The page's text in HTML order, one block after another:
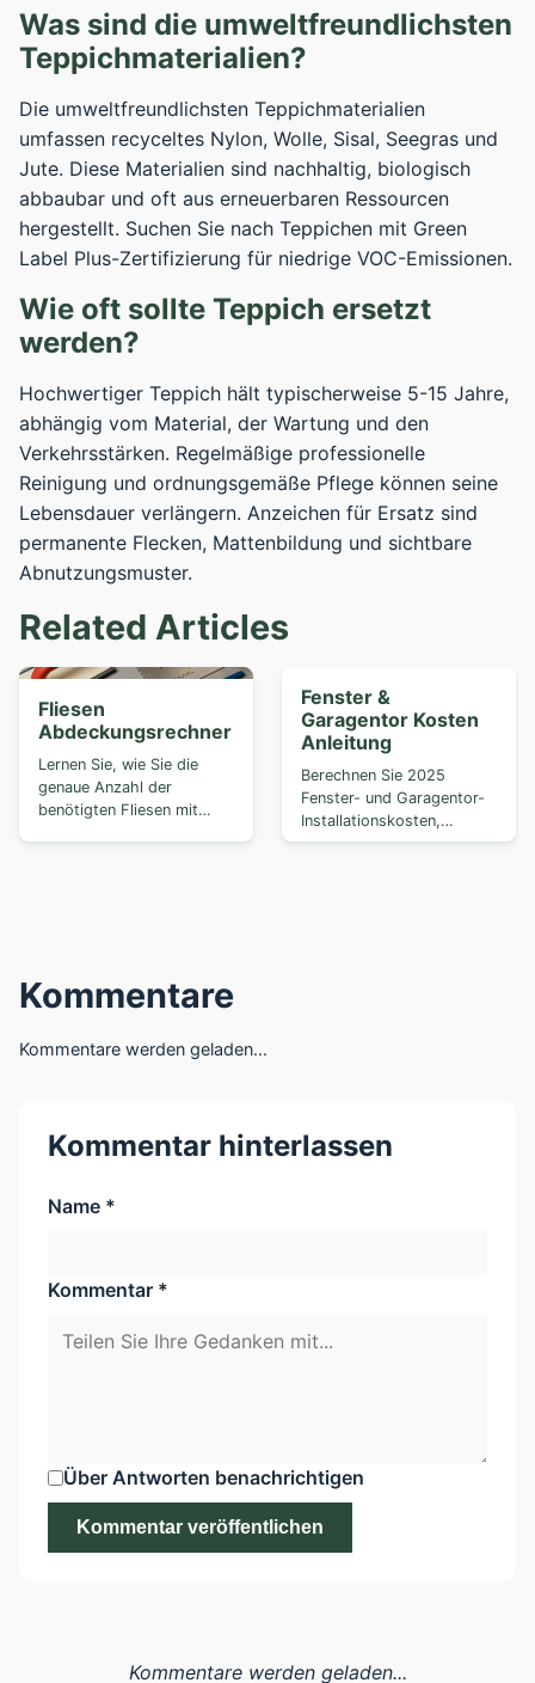
Was sind die umweltfreundlichsten
Teppichmaterialien?
Die umweltfreundlichsten Teppichmaterialien
umfassen recyceltes Nylon, Wolle, Sisal, Seegras und
Jute. Diese Materialien sind nachhaltig, biologisch
abbaubar und oft aus erneuerbaren Ressourcen
hergestellt. Suchen Sie nach Teppichen mit Green
Label Plus-Zertifizierung für niedrige VOC-Emissionen.
Wie oft sollte Teppich ersetzt
werden?
Hochwertiger Teppich hält typischerweise 5-15 Jahre,
abhängig vom Material, der Wartung und den
Verkehrsstärken. Regelmäßige professionelle
Reinigung und ordnungsgemäße Pflege können seine
Lebensdauer verlängern. Anzeichen für Ersatz sind
permanente Flecken, Mattenbildung und sichtbare
Abnutzungsmuster.
Related Articles
Fliesen
Abdeckungsrechner
Lernen Sie, wie Sie die
genaue Anzahl der
benötigten Fliesen mit
Fenster &
Garagentor Kosten
Anleitung
Berechnen Sie 2025
Fenster- und Garagentor-
Installationskosten,
vergleichen Sie ...
Kommentare
Kommentare werden geladen...
Kommentar hinterlassen
Name *
Kommentar *
Über Antworten benachrichtigen
Kommentar veröffentlichen
Kommentare werden geladen...